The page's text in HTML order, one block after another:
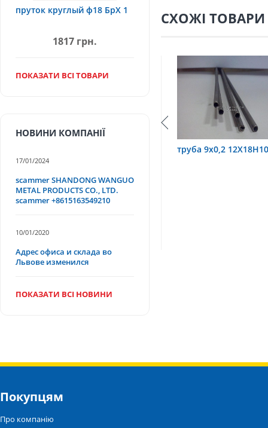
СХОЖІ ТОВАРИ
труба 9х0,2 12Х18Н10Т труба
пруток круглый ф18 БрХ 1
1817 грн.
ПОКАЗАТИ ВСІ ТОВАРИ
НОВИНИ КОМПАНІЇ
17/01/2024
scammer SHANDONG WANGUO
METAL PRODUCTS CO., LTD.
scammer +8615163549210
10/01/2020
Адрес офиса и склада во
Львове изменился
ПОКАЗАТИ ВСІ НОВИНИ
Покупцям
Про компанію